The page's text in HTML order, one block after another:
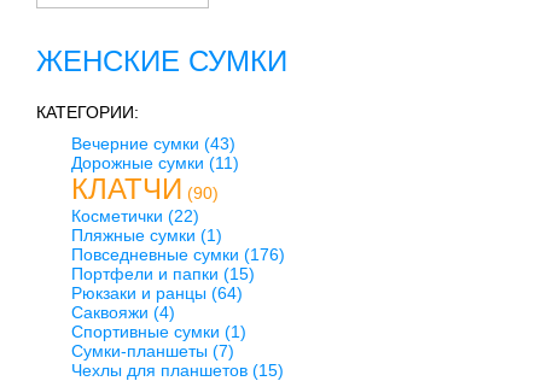
ЖЕНСКИЕ СУМКИ
КАТЕГОРИИ:
Вечерние сумки (43)
Дорожные сумки (11)
КЛАТЧИ (90)
Косметички (22)
Пляжные сумки (1)
Повседневные сумки (176)
Портфели и папки (15)
Рюкзаки и ранцы (64)
Саквояжи (4)
Спортивные сумки (1)
Сумки-планшеты (7)
Чехлы для планшетов (15)